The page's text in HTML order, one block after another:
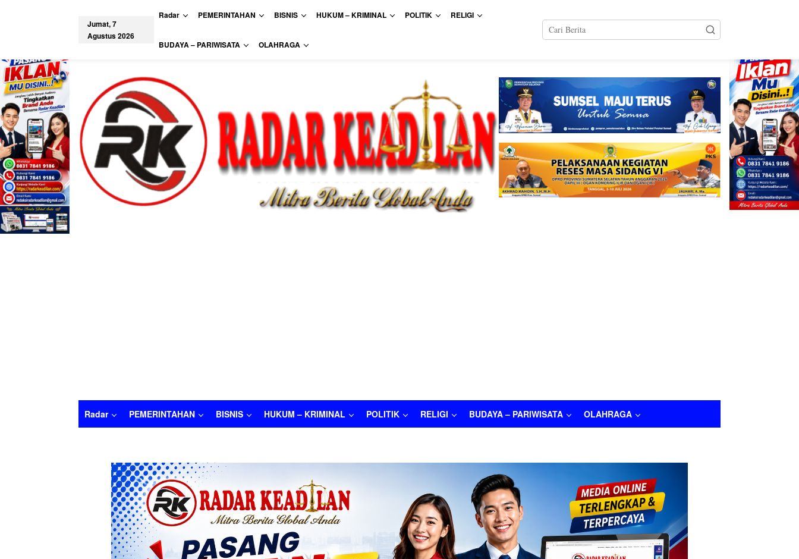
i
k
k
n
t
e
n
Jumat, 7
Agustus 2026
Radar PEMERINTAHAN BISNIS HUKUM – KRIMINAL POLITIK RELIGI
BUDAYA – PARIWISATA OLAHRAGA
Radar PEMERINTAHAN BISNIS HUKUM – KRIMINAL POLITIK RELIGI BUDAYA – PARIWISATA OLAHRAGA